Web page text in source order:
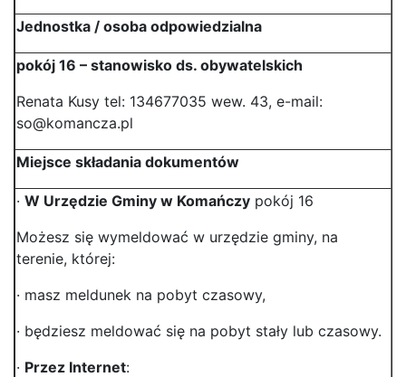
Jednostka / osoba odpowiedzialna
pokój 16 – stanowisko ds. obywatelskich
Renata Kusy tel: 134677035 wew. 43, e-mail:
so@komancza.pl
Miejsce składania dokumentów
· W Urzędzie Gminy w Komańczy pokój 16
Możesz się wymeldować w urzędzie gminy, na
terenie, której:
· masz meldunek na pobyt czasowy,
· będziesz meldować się na pobyt stały lub czasowy.
· Przez Internet: